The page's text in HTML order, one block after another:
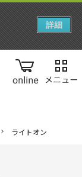
online
ライトオン
詳細